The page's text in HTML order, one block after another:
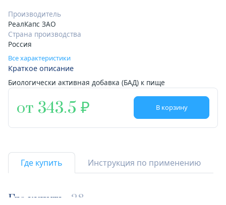
Производитель
РеалКапс ЗАО
Страна производства
Россия
Все характеристики
Краткое описание
Биологически активная добавка (БАД) к пище
от 343.5 В корзину
Где купить Инструкция по применению
Где купить 28